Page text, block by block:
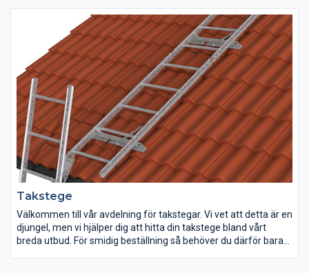
Takstege
Välkommen till vår avdelning för takstegar. Vi vet att detta är en
djungel, men vi hjälper dig att hitta din takstege bland vårt
breda utbud. För smidig beställning så behöver du därför bara